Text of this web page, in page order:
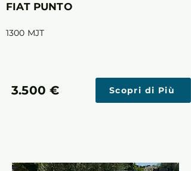
FIAT PUNTO
1300 MJT
Scopri di Più
3.500 €